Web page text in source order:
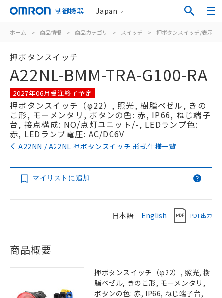
制御機器 Japan
ホーム > 商品情報 > 商品カテゴリ > スイッチ > 押ボタンスイッチ/表示灯
押ボタンスイッチ
A22NL-BMM-TRA-G100-RA
2027年06月受注終了予定
押ボタンスイッチ（φ22）, 照光, 樹脂ベゼル, きの
こ形, モーメンタリ, ボタンの色: 赤, IP66, ねじ端子
台, 接点構成: NO/点灯ユニット/-, LEDランプ色:
赤, LEDランプ電圧: AC/DC6V
A22NN / A22NL 押ボタンスイッチ 形式仕様一覧
マイリストに追加
日本語 English PDF出力
商品概要
押ボタンスイッチ（φ22）, 照光, 樹
脂ベゼル, きのこ形, モーメンタリ,
ボタンの色: 赤, IP66, ねじ端子台,